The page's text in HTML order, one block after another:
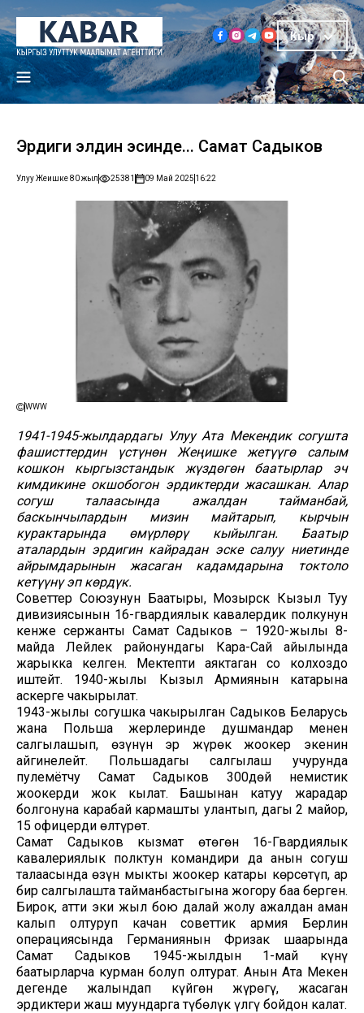
Кыр
Эрдиги элдин эсинде... Самат Садыков
Улуу Жеңишке 80 жыл 25381 09 Май 2025 16:22
WWW
1941-1945-жылдардагы Улуу Ата Мекендик согушта
фашисттердин үстүнөн
Жеңишке жетүүгө салым
кошкон кыргызстандык жүздөгөн баатырлар эч
кимдикине окшобогон эрдиктерди жасашкан. Алар
согуш талаасында ажалдан тайманбай,
баскынчылардын мизин майтарып, кырчын
курактарында өмүрлөрү кыйылган. Баатыр
аталардын эрдигин кайрадан эске салуу ниетинде
айрымдарынын жасаган кадамдарына токтоло
кетүүнү эп көрдүк.
Советтер Союзунун Баатыры, Мозырск Кызыл Туу
дивизиясынын 16-гвардиялык кавалердик полкунун
кенже сержанты Самат Садыков – 1920-жылы 8-
майда Лейлек районундагы Кара-Сай айылында
жарыкка келген. Мектепти аяктаган соң колхоздо
иштейт. 1940-жылы Кызыл Армиянын катарына
аскерге чакырылат.
1943-жылы согушка чакырылган Садыков Беларусь
жана Польша жерлеринде душмандар менен
салгылашып, өзүнүн эр жүрөк жоокер экенин
айгинелейт. Польшадагы салгылаш учурунда
пулемётчу Самат Садыков 300дөй немистик
жоокерди жок кылат. Башынан катуу жарадар
болгонуна карабай кармашты улантып, дагы 2 майор,
15 офицерди өлтүрөт.
Самат Садыков кызмат өтөгөн 16-Гвардиялык
кавалериялык полктун командири да анын согуш
талаасында өзүн мыкты жоокер катары көрсөтүп, ар
бир салгылашта тайманбастыгына жогору баа берген.
Бирок, аттиң эки жыл бою далай жолу ажалдан аман
калып олтуруп качан советтик армия Берлин
операциясында Германиянын Фризак шаарында
Самат Садыков 1945-жылдын 1-май күнү
баатырларча курман болуп олтурат. Анын Ата Мекен
дегенде жалындап күйгөн жүрөгү, жасаган
эрдиктери жаш муундарга түбөлүк үлгү бойдон калат.